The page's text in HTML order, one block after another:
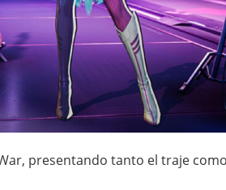
presentando tanto el traje